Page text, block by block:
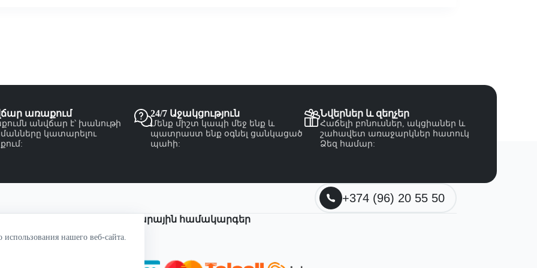
нашего веб-сайта.
առաքում
անվճար է՝ խանութի
կատարելու
24/7 Աջակցություն
Մենք միշտ կապի մեջ ենք և
պատրաստ ենք օգնել ցանկացած
պահի:
Նվերներ և զեղչեր
Հաճելի բոնուսներ, ակցիաներ և
շահավետ առաջարկներ հատուկ
Ձեզ համար:
+374 (96) 20 55 50
Վճարային համակարգեր